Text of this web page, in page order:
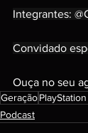
Integrantes:
Convidado
Ouça no seu
Geração
Podcast